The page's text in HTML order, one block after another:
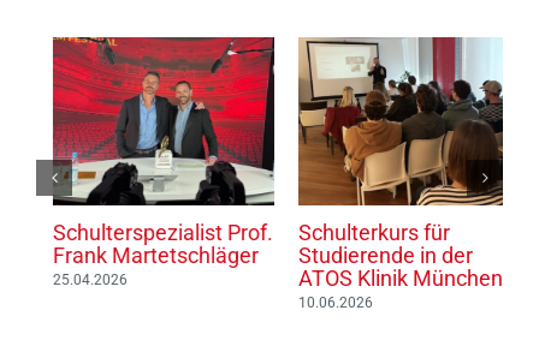
Schulterspezialist Prof.
Frank Martetschläger
25.04.2026
Schulterkurs für
Studierende in der
ATOS Klinik München
10.06.2026